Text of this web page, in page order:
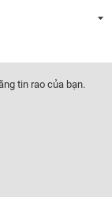
tin rao của bạn.